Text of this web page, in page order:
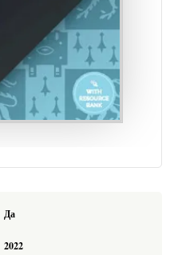
Да
2022